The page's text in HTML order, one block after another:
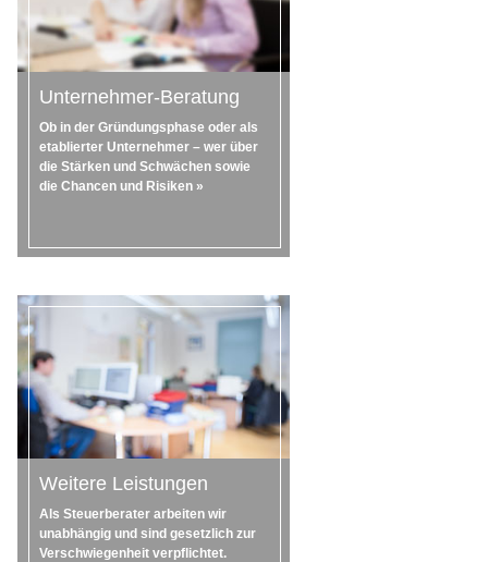
Unternehmer-Beratung
Ob in der Gründungsphase oder als
etablierter Unternehmer – wer über
die Stärken und Schwächen sowie
die Chancen und Risiken »
Weitere Leistungen
Als Steuerberater arbeiten wir
unabhängig und sind gesetzlich zur
Verschwiegenheit verpflichtet.